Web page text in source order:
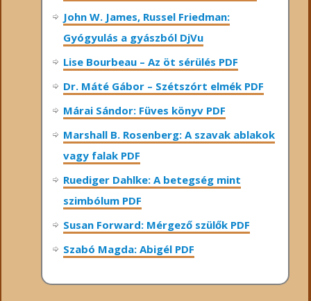
John W. James, Russel Friedman:
Gyógyulás a gyászból DjVu
Lise Bourbeau – Az öt sérülés PDF
Dr. Máté Gábor – Szétszórt elmék PDF
Márai Sándor: Füves könyv PDF
Marshall B. Rosenberg: A szavak ablakok
vagy falak PDF
Ruediger Dahlke: A betegség mint
szimbólum PDF
Susan Forward: Mérgező szülők PDF
Szabó Magda: Abigél PDF